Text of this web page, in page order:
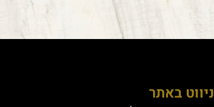
ניווט באתר